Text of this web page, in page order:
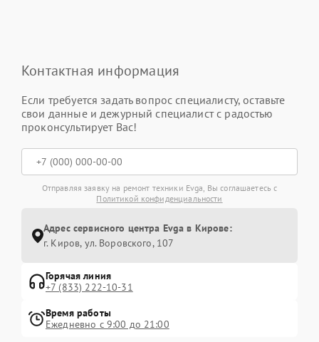
Контактная информация
Если требуется задать вопрос специалисту, оставьте
свои данные и дежурный специалист с радостью
проконсультирует Вас!
Отправляя заявку на ремонт техники Evga, Вы соглашаетесь с
Политикой конфиденциальности
Адрес сервисного центра Evga в Кирове:
г. Киров, ул. Воровского, 107
Горячая линия
+7 (833) 222-10-31
Время работы
Ежедневно с 9:00 до 21:00